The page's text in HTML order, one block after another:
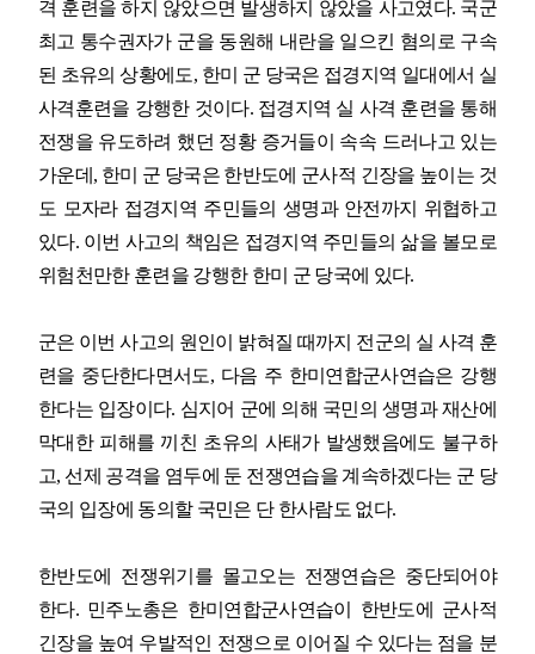
격 훈련을 하지 않았으면 발생하지 않았을 사고였다. 국군
최고 통수권자가 군을 동원해 내란을 일으킨 혐의로 구속
된 초유의 상황에도, 한미 군 당국은 접경지역 일대에서 실
사격훈련을 강행한 것이다. 접경지역 실 사격 훈련을 통해
전쟁을 유도하려 했던 정황 증거들이 속속 드러나고 있는
가운데 , 한미 군 당국은 한반도에 군사적 긴장을 높이는 것
도 모자라 접경지역 주민들의 생명과 안전까지 위협하고
있다. 이번 사고의 책임은 접경지역 주민들의 삶을 볼모로
위험천만한 훈련을 강행한 한미 군 당국에 있다.
군은 이번 사고의 원인이 밝혀질 때까지 전군의 실 사격 훈
련을 중단한다면서도, 다음 주 한미연합군사연습은 강행
한다는 입장이다. 심지어 군에 의해 국민의 생명과 재산에
막대한 피해를 끼친 초유의 사태가 발생했음에도 불구하
고, 선제 공격을 염두에 둔 전쟁연습을 계속하겠다는 군 당
국의 입장에 동의할 국민은 단 한사람도 없다.
한반도에 전쟁위기를 몰고오는 전쟁연습은 중단되어야
한다. 민주노총은 한미연합군사연습이 한반도에 군사적
긴장을 높여 우발적인 전쟁으로 이어질 수 있다는 점을 분